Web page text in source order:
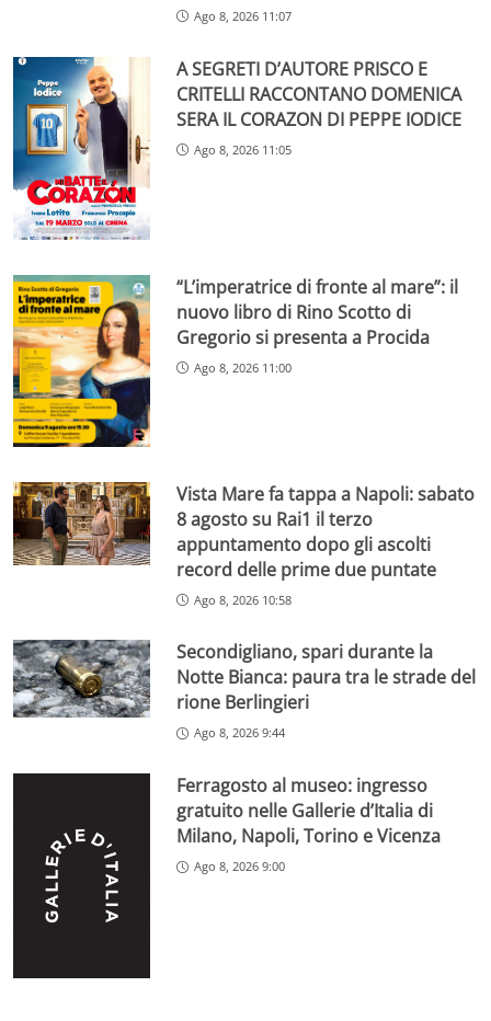
Ago 8, 2026 11:07
A SEGRETI D’AUTORE PRISCO E
CRITELLI RACCONTANO DOMENICA
SERA IL CORAZON DI PEPPE IODICE
Ago 8, 2026 11:05
“L’imperatrice di fronte al mare”: il
nuovo libro di Rino Scotto di
Gregorio si presenta a Procida
Ago 8, 2026 11:00
Vista Mare fa tappa a Napoli: sabato
8 agosto su Rai1 il terzo
appuntamento dopo gli ascolti
record delle prime due puntate
Ago 8, 2026 10:58
Secondigliano, spari durante la
Notte Bianca: paura tra le strade del
rione Berlingieri
Ago 8, 2026 9:44
Ferragosto al museo: ingresso
gratuito nelle Gallerie d’Italia di
Milano, Napoli, Torino e Vicenza
Ago 8, 2026 9:00